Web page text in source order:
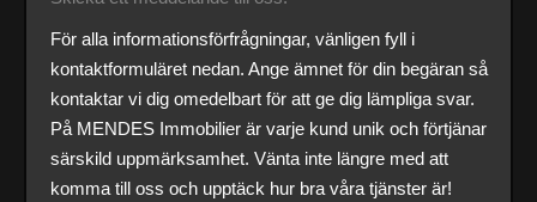
För alla informationsförfrågningar, vänligen fyll i
kontaktformuläret nedan. Ange ämnet för din begäran så
kontaktar vi dig omedelbart för att ge dig lämpliga svar.
På MENDES Immobilier är varje kund unik och förtjänar
särskild uppmärksamhet. Vänta inte längre med att
komma till oss och upptäck hur bra våra tjänster är!